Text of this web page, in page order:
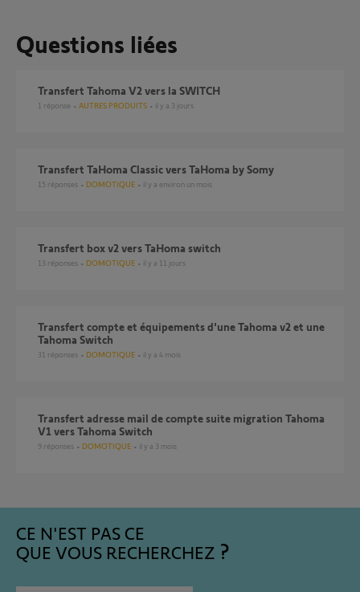
Questions liées
Transfert Tahoma V2 vers la SWITCH
1 réponse AUTRES PRODUITS il y a 3 jours
Transfert TaHoma Classic vers TaHoma by Somy
15 réponses DOMOTIQUE il y a environ un mois
Transfert box v2 vers TaHoma switch
13 réponses DOMOTIQUE il y a 11 jours
Transfert compte et équipements d'une Tahoma v2 et une
Tahoma Switch
31 réponses DOMOTIQUE il y a 4 mois
Transfert adresse mail de compte suite migration Tahoma
V1 vers Tahoma Switch
9 réponses DOMOTIQUE il y a 3 mois
CE N'EST PAS CE
QUE VOUS RECHERCHEZ